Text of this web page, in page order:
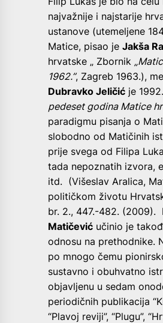
najvažnije i najstarije
ustanove (utemeljene
Matice, pisao je Jakša
hrvatske „ Zbornik
1962.”, Zagreb 1963.),
Dubravko Jeličić je
pedeset godina Matice
paradigmu pisanja o
slobodno od Matičinih
prije svega od Filipa
tada nepoznatih izvora,
itd. (Višeslav Aralica,
političkom životu
br. 2., 447.-482. (2009).
Matičević učinio je
odnosu na prethodnike.
po mnogo čemu
sustavno i obuhvatno
objavljenu u sedam
periodičnih publikacija
“Plavoj reviji”, “Plugu”,